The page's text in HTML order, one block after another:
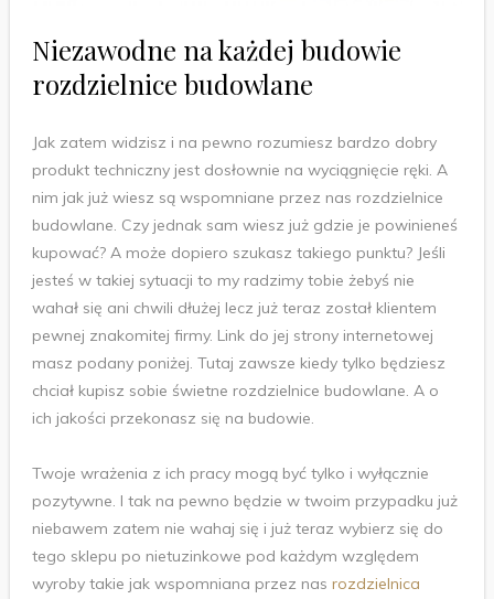
Niezawodne na każdej budowie
rozdzielnice budowlane
Jak zatem widzisz i na pewno rozumiesz bardzo dobry
produkt techniczny jest dosłownie na wyciągnięcie ręki. A
nim jak już wiesz są wspomniane przez nas rozdzielnice
budowlane. Czy jednak sam wiesz już gdzie je powinieneś
kupować? A może dopiero szukasz takiego punktu? Jeśli
jesteś w takiej sytuacji to my radzimy tobie żebyś nie
wahał się ani chwili dłużej lecz już teraz został klientem
pewnej znakomitej firmy. Link do jej strony internetowej
masz podany poniżej. Tutaj zawsze kiedy tylko będziesz
chciał kupisz sobie świetne rozdzielnice budowlane. A o
ich jakości przekonasz się na budowie.
Twoje wrażenia z ich pracy mogą być tylko i wyłącznie
pozytywne. I tak na pewno będzie w twoim przypadku już
niebawem zatem nie wahaj się i już teraz wybierz się do
tego sklepu po nietuzinkowe pod każdym względem
wyroby takie jak wspomniana przez nas rozdzielnica